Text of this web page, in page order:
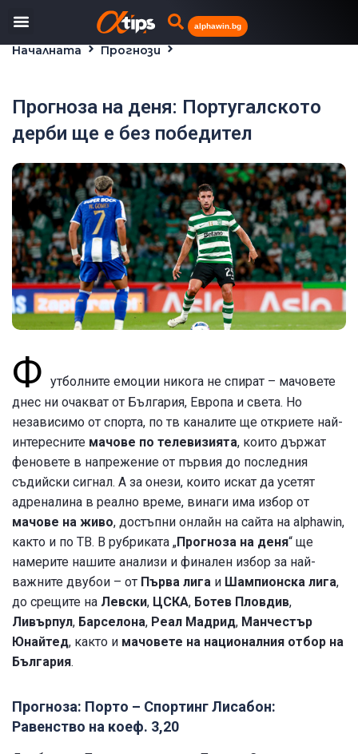
alphawin.bg
Началната
Прогнози
Прогноза на деня: Португалското
дерби ще е без победител
Ф утболните емоции никога не спират – мачовете
днес ни очакват от България, Европа и света. Но
независимо от спорта, по тв каналите ще откриете най-
интересните мачове по телевизията, които държат
феновете в напрежение от първия до последния
съдийски сигнал. А за онези, които искат да усетят
адреналина в реално време, винаги има избор от
мачове на живо, достъпни онлайн на сайта на alphawin,
както и по ТВ. В рубриката „Прогноза на деня“ ще
намерите нашите анализи и финален избор за най-
важните двубои – от Първа лига и Шампионска лига,
до срещите на Левски, ЦСКА, Ботев Пловдив,
Ливърпул, Барселона, Реал Мадрид, Манчестър
Юнайтед, както и мачовете на националния отбор на
България.
Прогноза: Порто – Спортинг Лисабон:
Равенство на коеф. 3,20